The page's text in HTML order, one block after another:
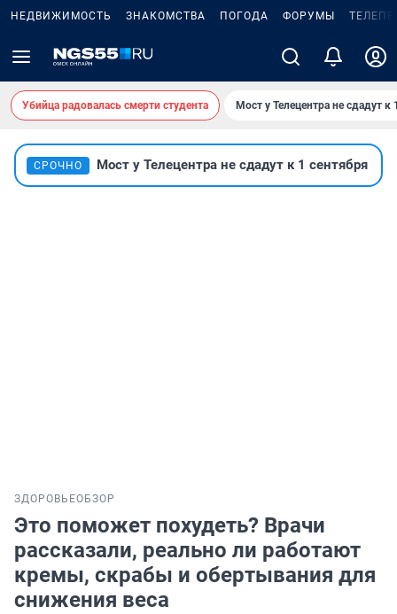
НЕДВИЖИМОСТЬ ЗНАКОМСТВА ПОГОДА ФОРУМЫ
Убийца радовалась смерти студента Мост у Телецентра не сдадут к
СРОЧНО Мост у Телецентра не сдадут к 1 сентября
ЗДОРОВЬЕОБЗОР
Это поможет похудеть? Врачи
рассказали, реально ли работают
кремы, скрабы и обертывания для
снижения веса